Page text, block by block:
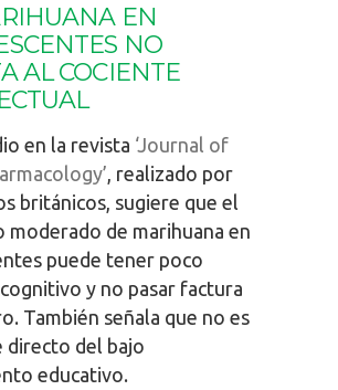
EN
NO
AL COCIENTE
en la revista ‘Journal of
, realizado por
británicos, sugiere que el
moderado de marihuana en
puede tener poco
y no pasar factura
También señala que no es
directo del bajo
educativo.